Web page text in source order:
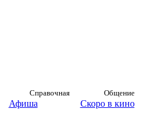
Справочная Общение
Афиша Скоро в кино